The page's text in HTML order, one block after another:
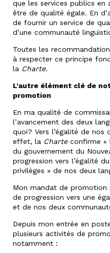
que les services publics en
être de qualité égale. En
de fournir un service de
d’une communauté
Toutes les
à respecter ce principe
la Charte.
L’autre élément clé de
promotion
En ma qualité de
l’avancement des deux
quoi? Vers l’égalité de nos
effet, la Charteconfirme «
du gouvernement du
progression vers l’égalité
privilèges » de nos deux
Mon mandat de promotion
de progression vers une
et de nos deux
Depuis mon entrée en
plusieurs activités de
notamment :